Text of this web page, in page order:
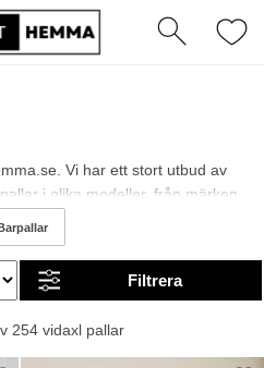
Vi har ett stort utbud av
i olika modeller, från märken
allt från billiga till mer exklusiva
Filtrera
254 vidaxl pallar